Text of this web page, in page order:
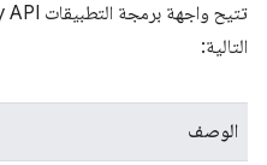
التالية:
الوصف